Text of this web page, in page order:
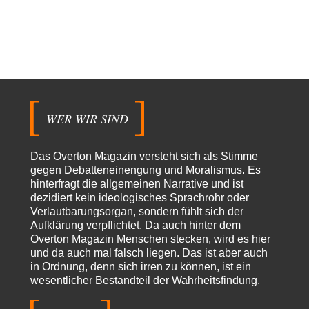
EU-Spaltung
und man landet suf der Zionisten-Abschussliste.
Thomas vor 14 Stunden zu:
Danke, diese Verdrehung war mir auch gleich sauer aufgestoßen...... - die
"Taliban" hatten den Mohnanbau…
Nordlichtvor 16 Stunden zu:
Wacht Deutschland nun in dem Krieg auf, den es seit Jahren
maßgeblich unterstützt?
Fragen Sie doch mal Ronzheimer oder Kiesewetter, da besteht dann keine
Unklarheit mehr!!! Aber in…
Theo Noestonto vor 1 Tag zu:
Die Macht der KI-Besitzer
@DIRTY OPERATING SYSTEM Ihre Argumentation teile ich, soweit
wir uns auf den aktuellen Moment beziehen.…
WER WIR SIND
Das Overton Magazin versteht sich als Stimme
gegen Debatteneinengung und Moralismus. Es
hinterfragt die allgemeinen Narrative und ist
dezidiert kein ideologisches Sprachrohr oder
Verlautbarungsorgan, sondern fühlt sich der
Aufklärung verpflichtet. Da auch hinter dem
Overton Magazin Menschen stecken, wird es hier
und da auch mal falsch liegen. Das ist aber auch
in Ordnung, denn sich irren zu können, ist ein
wesentlicher Bestandteil der Wahrheitsfindung.